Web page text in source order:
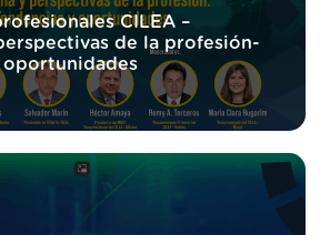
CILEA –
de la profesión-
oportunidades